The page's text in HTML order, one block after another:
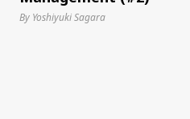
By Yoshiyuki Sagara